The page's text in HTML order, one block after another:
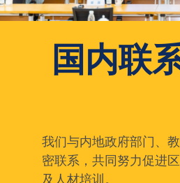
内联
我们与内地政府部门、
密联系，共同努力促进
及人材培训。